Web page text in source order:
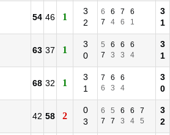
54 46 1
3
2
6 6 7
6
7
4 6 1
3
1
63 37 1
3
0
5 6 6
6
7
3 3 4
3
1
68 32 1
3
1
7 6
6
6
3 4
3
0
42 58 2
0
3
6 5 6 6
7
7
7 3 4 5
3
2